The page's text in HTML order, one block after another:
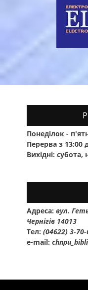
Понеділок -
Перерва з 13:00
Вихідні: субота,
Адреса: вул.
Чернігів 14013
Тел: (04622) 3-
e-mail: